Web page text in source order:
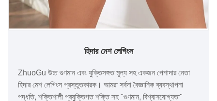
হিদার মেশ লেগিংস
ZhuoGu উচ্চ গুণমান এবং যুক্তিসঙ্গত মূল্য সহ একজন পেশাদার নেতা
হিদার মেশ লেগিংস প্রস্তুতকারক। আমরা সর্বদা বৈজ্ঞানিক ব্যবস্থাপনা
পদ্ধতি, শক্তিশালী প্রযুক্তিগত শক্তি সহ "গুণমান, বিশ্বাসযোগ্যতা"